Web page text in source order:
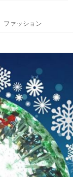
ファッション